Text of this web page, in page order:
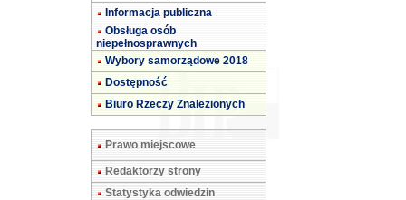
Informacja publiczna
Obsługa osób
niepełnosprawnych
Wybory samorządowe 2018
Dostępność
Biuro Rzeczy Znalezionych
Prawo miejscowe
Redaktorzy strony
Statystyka odwiedzin